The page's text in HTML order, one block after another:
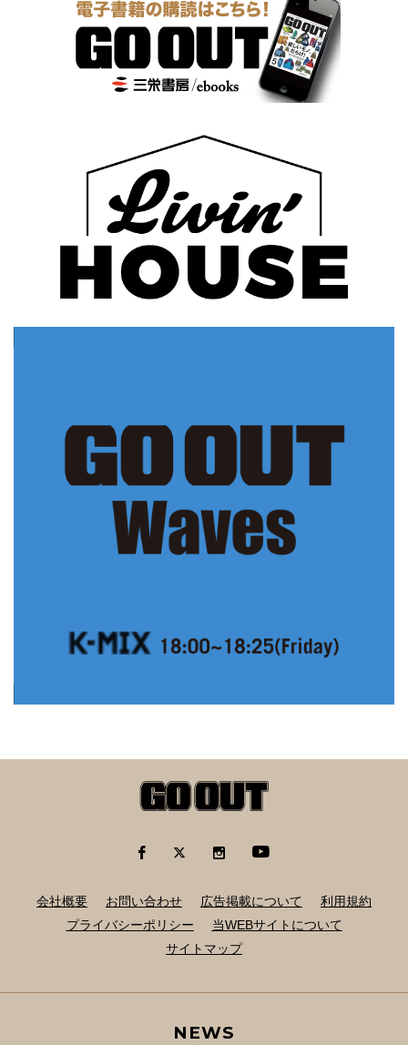
会社概要 お問い合わせ 広告掲載について
利用規約
プライバシーポリシー
当WEBサイトについて
サイトマップ
NEWS